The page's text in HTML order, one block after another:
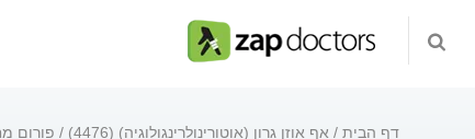
דף הבית אף אוזן גרון (אוטורינולרינגולוגיה) (4476) פורום